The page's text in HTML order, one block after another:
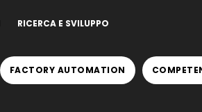
RICERCA E SVILUPPO
FACTORY AUTOMATION